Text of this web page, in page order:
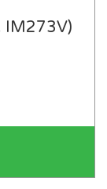
IM273V)